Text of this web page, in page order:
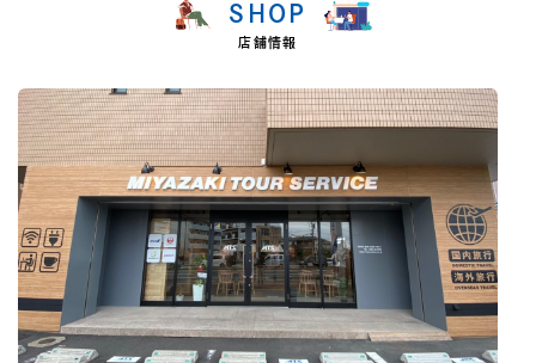
SHOP
店舗情報